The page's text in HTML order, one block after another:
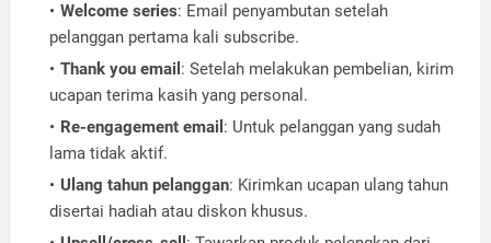
Welcome series: Email penyambutan setelah
pelanggan pertama kali subscribe.
Thank you email : Setelah melakukan pembelian, kirim
ucapan terima kasih yang personal.
Re-engagement email : Untuk pelanggan yang sudah
lama tidak aktif.
Ulang tahun pelanggan: Kirimkan ucapan ulang tahun
disertai hadiah atau diskon khusus.